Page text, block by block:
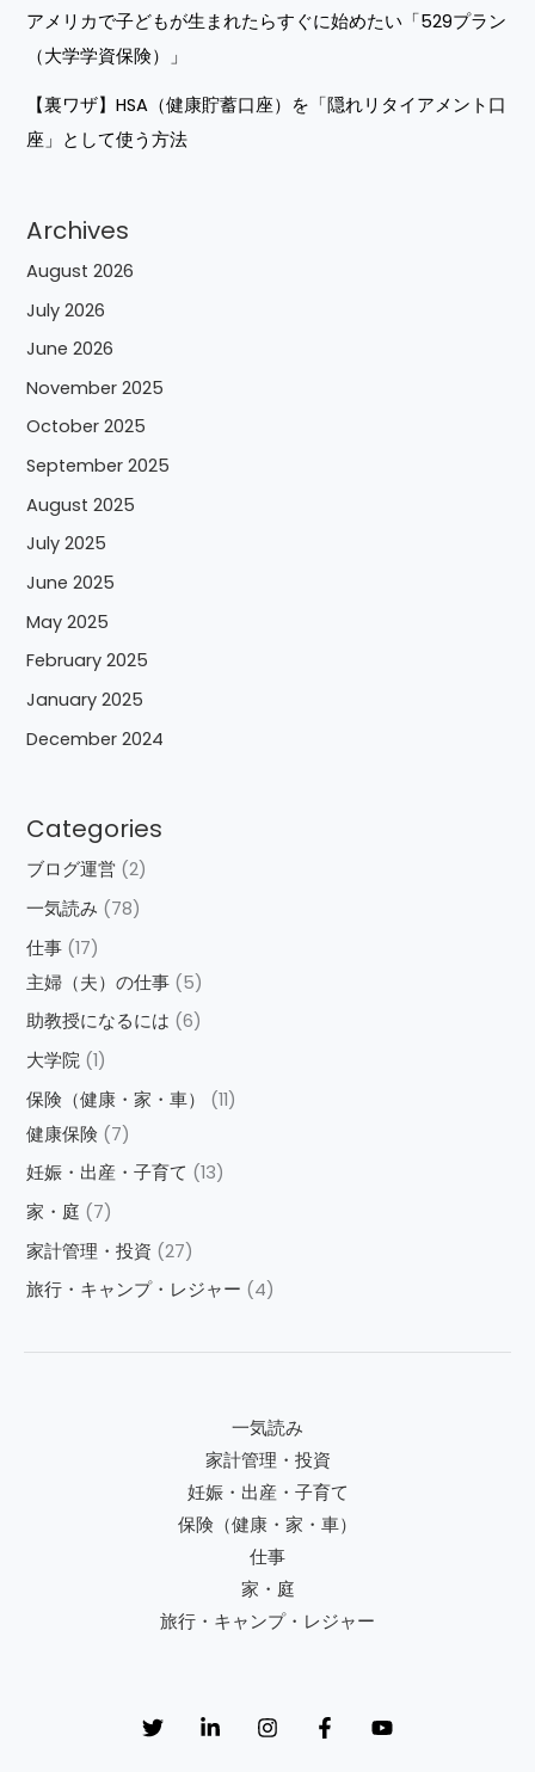
アメリカで子どもが生まれたらすぐに始めたい「529プラン
（大学学資保険）」
【裏ワザ】HSA（健康貯蓄口座）を「隠れリタイアメント口
座」として使う方法
Archives
August 2026
July 2026
June 2026
November 2025
October 2025
September 2025
August 2025
July 2025
June 2025
May 2025
February 2025
January 2025
December 2024
Categories
ブログ運営 (2)
一気読み (78)
仕事 (17)
主婦（夫）の仕事 (5)
助教授になるには (6)
大学院 (1)
保険（健康・家・車）
(11)
健康保険 (7)
妊娠・出産・子育て (13)
家・庭 (7)
家計管理・投資 (27)
旅行・キャンプ・レジャー (4)
一気読み
家計管理・投資
妊娠・出産・子育て
保険（健康・家・車）
仕事
家・庭
旅行・キャンプ・レジャー